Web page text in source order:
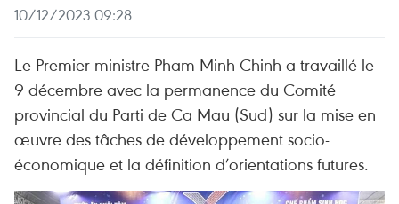
10/12/2023 09:28
Le Premier ministre Pham Minh Chinh a travaillé le
9 décembre avec la permanence du Comité
provincial du Parti de Ca Mau (Sud) sur la mise en
œuvre des tâches de développement socio-
économique et la définition d’orientations futures.